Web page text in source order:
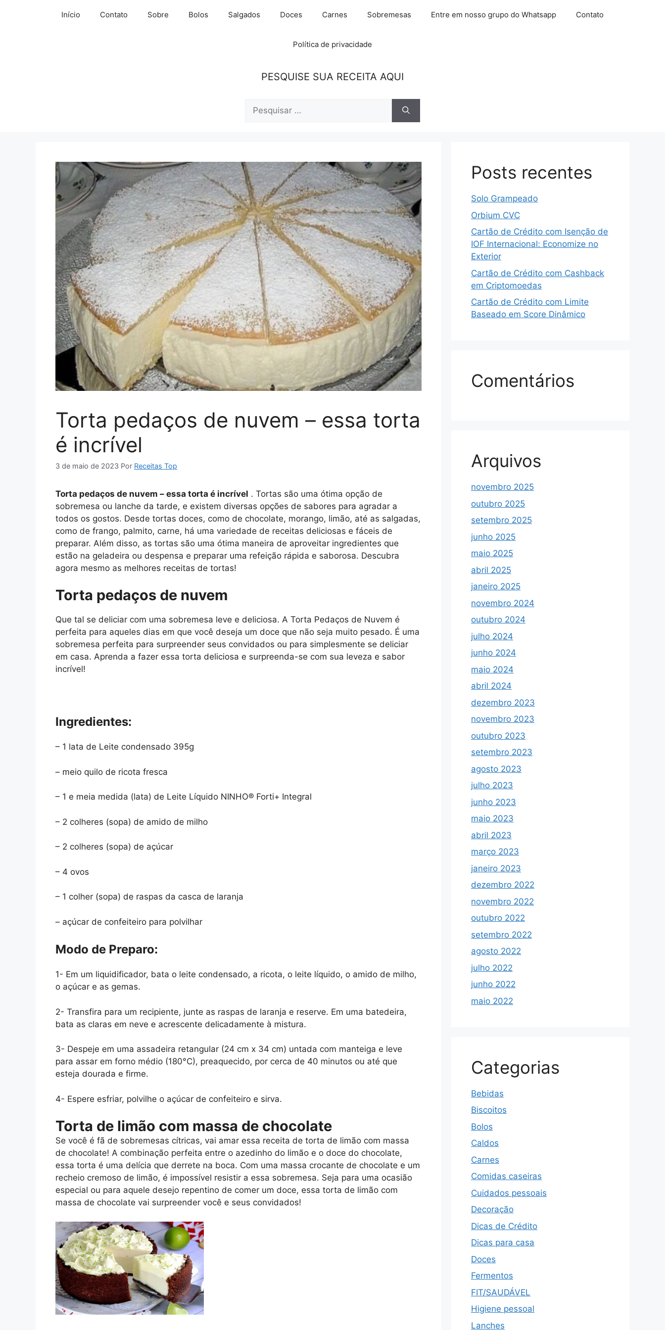
Início Contato Sobre Bolos Salgados Doces Carnes Sobremesas Entre em nosso grupo do Whatsapp Contato
Política de privacidade
PESQUISE SUA RECEITA AQUI
Pesquisar
Torta pedaços de nuvem – essa torta
é incrível
3 de maio de 2023 Por Receitas Top
Torta pedaços de nuvem – essa torta é incrível . Tortas são uma ótima opção de
sobremesa ou lanche da tarde, e existem diversas opções de sabores para agradar a
todos os gostos. Desde tortas doces, como de chocolate, morango, limão, até as salgadas,
como de frango, palmito, carne, há uma variedade de receitas deliciosas e fáceis de
preparar. Além disso, as tortas são uma ótima maneira de aproveitar ingredientes que
estão na geladeira ou despensa e preparar uma refeição rápida e saborosa. Descubra
agora mesmo as melhores receitas de tortas!
Torta pedaços de nuvem
Que tal se deliciar com uma sobremesa leve e deliciosa. A Torta Pedaços de Nuvem é
perfeita para aqueles dias em que você deseja um doce que não seja muito pesado. É uma
sobremesa perfeita para surpreender seus convidados ou para simplesmente se deliciar
em casa. Aprenda a fazer essa torta deliciosa e surpreenda-se com sua leveza e sabor
incrível!
Ingredientes:
– 1 lata de Leite condensado 395g
– meio quilo de ricota fresca
– 1 e meia medida (lata) de Leite Líquido NINHO® Forti+ Integral
– 2 colheres (sopa) de amido de milho
– 2 colheres (sopa) de açúcar
– 4 ovos
– 1 colher (sopa) de raspas da casca de laranja
– açúcar de confeiteiro para polvilhar
Modo de Preparo:
1- Em um liquidificador, bata o leite condensado, a ricota, o leite líquido, o amido de milho,
o açúcar e as gemas.
2- Transfira para um recipiente, junte as raspas de laranja e reserve. Em uma batedeira,
bata as claras em neve e acrescente delicadamente à mistura.
3- Despeje em uma assadeira retangular (24 cm x 34 cm) untada com manteiga e leve
para assar em forno médio (180°C), preaquecido, por cerca de 40 minutos ou até que
esteja dourada e firme.
4- Espere esfriar, polvilhe o açúcar de confeiteiro e sirva.
Torta de limão com massa de chocolate
Se você é fã de sobremesas cítricas, vai amar essa receita de torta de limão com massa
de chocolate! A combinação perfeita entre o azedinho do limão e o doce do chocolate,
essa torta é uma delícia que derrete na boca. Com uma massa crocante de chocolate e um
recheio cremoso de limão, é impossível resistir a essa sobremesa. Seja para uma ocasião
especial ou para aquele desejo repentino de comer um doce, essa torta de limão com
massa de chocolate vai surpreender você e seus convidados!
Posts recentes
Solo Grampeado
Orbium CVC
Cartão de Crédito com Isenção de
IOF Internacional: Economize no
Exterior
Cartão de Crédito com Cashback
em Criptomoedas
Cartão de Crédito com Limite
Baseado em Score Dinâmico
Comentários
Arquivos
novembro 2025
outubro 2025
setembro 2025
junho 2025
maio 2025
abril 2025
janeiro 2025
novembro 2024
outubro 2024
julho 2024
junho 2024
maio 2024
abril 2024
dezembro 2023
novembro 2023
outubro 2023
setembro 2023
agosto 2023
julho 2023
junho 2023
maio 2023
abril 2023
março 2023
janeiro 2023
dezembro 2022
novembro 2022
outubro 2022
setembro 2022
agosto 2022
julho 2022
junho 2022
maio 2022
Categorias
Bebidas
Biscoitos
Bolos
Caldos
Carnes
Comidas caseiras
Cuidados pessoais
Decoração
Dicas de Crédito
Dicas para casa
Doces
Fermentos
FIT/SAUDÁVEL
Higiene pessoal
Lanches